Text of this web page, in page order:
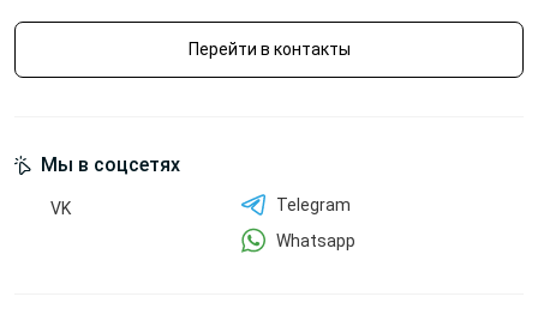
Перейти в контакты
Мы в соцсетях
VK
Telegram
Whatsapp